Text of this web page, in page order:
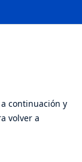
continuación y
volver a